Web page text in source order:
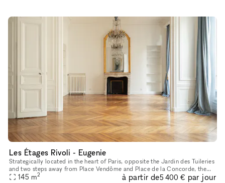
Les Étages Rivoli - Eugenie
Strategically located in the heart of Paris, opposite the Jardin des Tuileries
and two steps away from Place Vendôme and Place de la Concorde, the
showroom features the style and charm of a typically
145 m2 à partir de5 400 € par jour